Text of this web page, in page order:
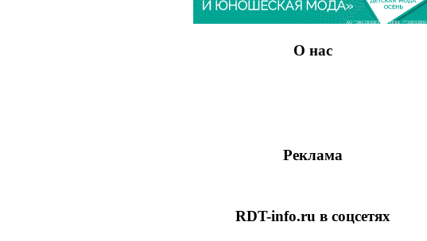
АО "ЭКСПОЦЕНТР" ИНН: 7718033809
О нас
Реклама
RDT-info.ru в соцсетях